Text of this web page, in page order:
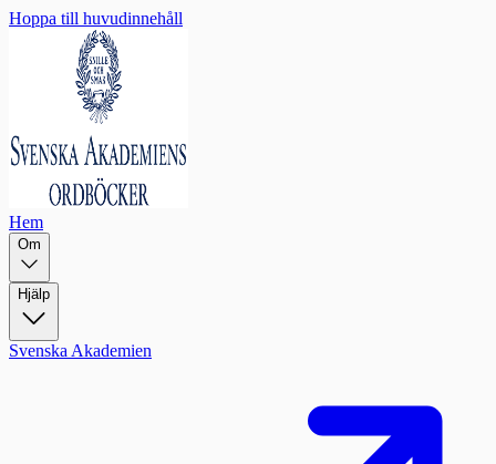
Hoppa till huvudinnehåll
Hem
Om
Hjälp
Svenska Akademien